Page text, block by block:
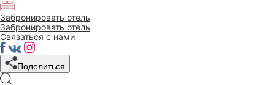
Забронировать отель
Забронировать отель
Связаться с нами
Поделиться